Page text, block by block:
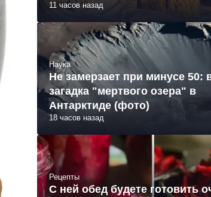
11 часов назад
Наука
Не замерзает при минусе 50:
загадка "мертвого озера" в
Антарктиде (фото)
18 часов назад
Рецепты
С ней обед будете готовить